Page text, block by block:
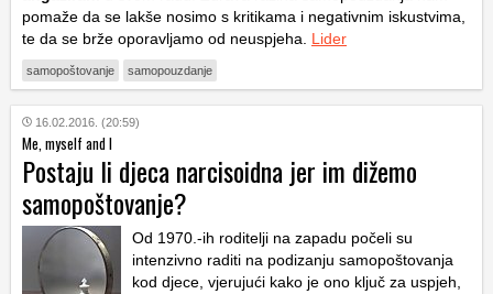
pomaže da se lakše nosimo s kritikama i negativnim iskustvima,
te da se brže oporavljamo od neuspjeha. Lider
samopoštovanje samopouzdanje
16.02.2016. (20:59)
Me, myself and I
Postaju li djeca narcisoidna jer im dižemo
samopoštovanje?
Od 1970.-ih roditelji na zapadu počeli su
intenzivno raditi na podizanju samopoštovanja
kod djece, vjerujući kako je ono ključ za uspjeh,